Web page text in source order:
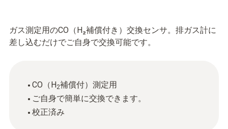
ガス測定用のCO（H₂補償付き）交換センサ。排ガス計に
差し込むだけでご自身で交換可能です。
CO（H2補償付）測定用
ご自身で簡単に交換できます。
校正済み